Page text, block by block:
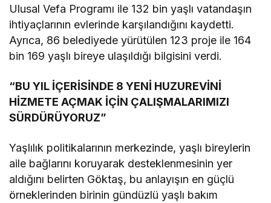
Ulusal Vefa Programı ile 132 bin yaşlı vatandaşın
ihtiyaçlarının evlerinde karşılandığını kaydetti.
Ayrıca, 86 belediyede yürütülen 123 proje ile 164
bin 169 yaşlı bireye ulaşıldığı bilgisini verdi.
“BU YIL İÇERİSİNDE 8 YENİ HUZUREVİNİ
HİZMETE AÇMAK İÇİN ÇALIŞMALARIMIZI
SÜRDÜRÜYORUZ”
Yaşlılık politikalarının merkezinde, yaşlı bireylerin
aile bağlarını koruyarak desteklenmesinin yer
aldığını belirten Göktaş, bu anlayışın en güçlü
örneklerinden birinin gündüzlü yaşlı bakım